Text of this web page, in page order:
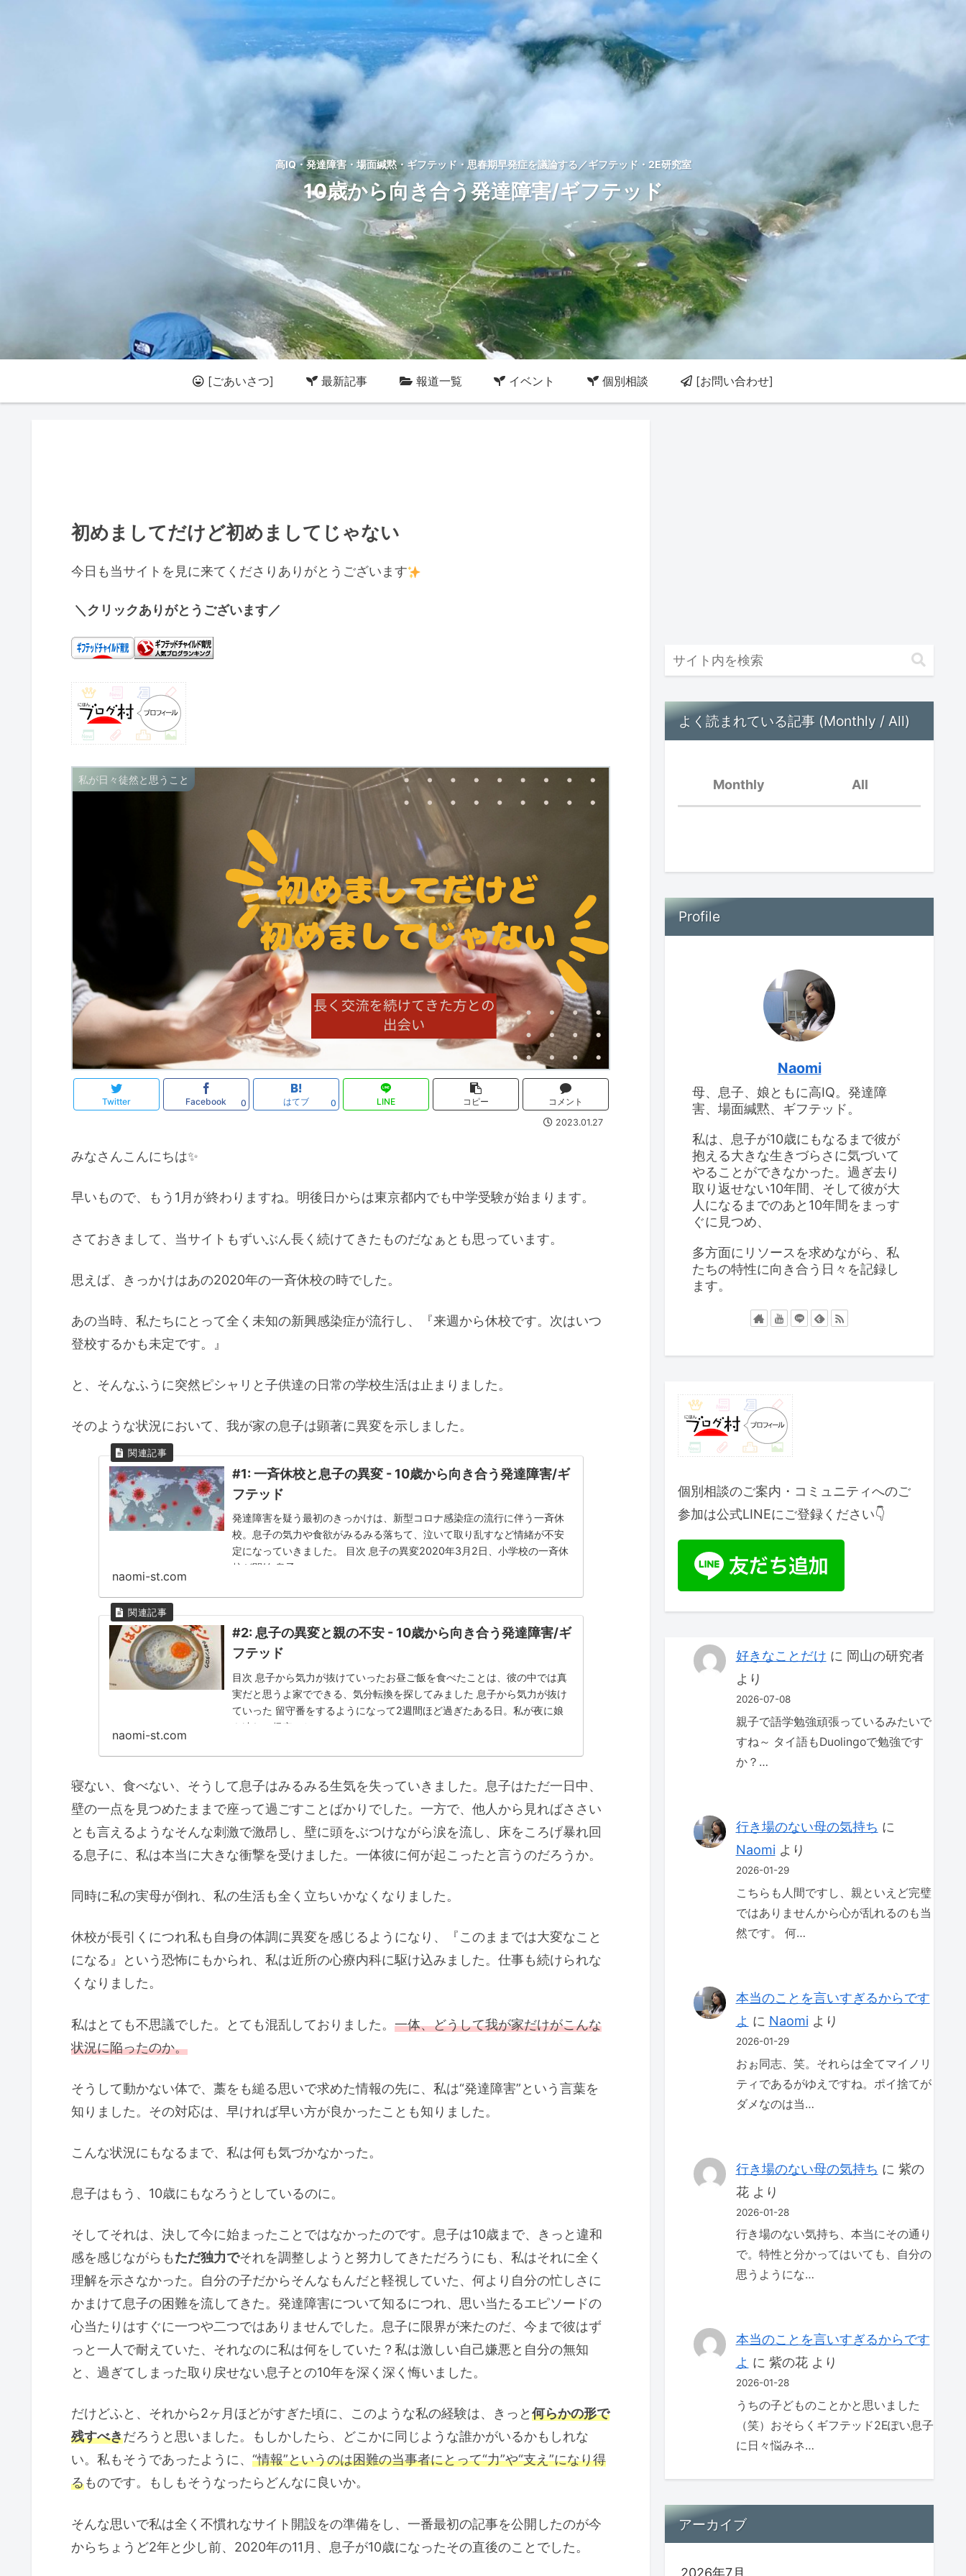
高IQ・発達障害・場面緘黙・ギフテッド・思春期早発症を議論する／ギフテッド・2E研究室
10歳から向き合う発達障害/ギフテッド
[ごあいさつ] 最新記事 報道一覧 イベント 個別相談 [お問い合わせ]
初めましてだけど初めましてじゃない
今日も当サイトを見に来てくださりありがとうございます
＼クリックありがとうございます／
私が日々徒然と思うこと
Twitter Facebook 0 はてブ 0 LINE コピー
コメント
2023.01.27
みなさんこんにちは✨
早いもので、もう1月が終わりますね。明後日からは東京都内でも中学受験が始まります。
さておきまして、当サイトもずいぶん長く続けてきたものだなぁとも思っています。
思えば、きっかけはあの2020年の一斉休校の時でした。
あの当時、私たちにとって全く未知の新興感染症が流行し、『来週から休校です。次はいつ
登校するかも未定です。』
と、そんなふうに突然ピシャリと子供達の日常の学校生活は止まりました。
そのような状況において、我が家の息子は顕著に異変を示しました。
#1: 一斉休校と息子の異変 - 10歳から向き合う発達障害/ギ
フテッド
発達障害を疑う最初のきっかけは、新型コロナ感染症の流行に伴う一斉休
校。息子の気力や食欲がみるみる落ちて、泣いて取り乱すなど情緒が不安
定になっていきました。 目次 息子の異変2020年3月2日、小学校の一斉休
校が開始 息子
naomi-st.com
#2: 息子の異変と親の不安 - 10歳から向き合う発達障害/ギ
フテッド
目次 息子から気力が抜けていったお昼ご飯を食べたことは、彼の中では真
実だと思うよ家でできる、気分転換を探してみました 息子から気力が抜け
ていった 留守番をするようになって2週間ほど過ぎたある日。私が夜に娘
を連れて帰宅した
naomi-st.com
寝ない、食べない、そうして息子はみるみる生気を失っていきました。息子はただ一日中、
壁の一点を見つめたままで座って過ごすことばかりでした。一方で、他人から見ればささい
とも言えるようなそんな刺激で激昂し、壁に頭をぶつけながら涙を流し、床をころげ暴れ回
る息子に、私は本当に大きな衝撃を受けました。一体彼に何が起こったと言うのだろうか。
同時に私の実母が倒れ、私の生活も全く立ちいかなくなりました。
休校が長引くにつれ私も自身の体調に異変を感じるようになり、『このままでは大変なこと
になる』という恐怖にもかられ、私は近所の心療内科に駆け込みました。仕事も続けられな
くなりました。
私はとても不思議でした。とても混乱しておりました。 一体、どうして我が家だけがこんな
状況に陥ったのか。
そうして動かない体で、藁をも縋る思いで求めた情報の先に、私は“発達障害”という言葉を
知りました。その対応は、早ければ早い方が良かったことも知りました。
こんな状況にもなるまで、私は何も気づかなかった。
息子はもう、10歳にもなろうとしているのに。
そしてそれは、決して今に始まったことではなかったのです。息子は10歳まで、きっと違和
感を感じながらもただ独力でそれを調整しようと努力してきただろうにも、私はそれに全く
理解を示さなかった。自分の子だからそんなもんだと軽視していた、何より自分の忙しさに
かまけて息子の困難を流してきた。発達障害について知るにつれ、思い当たるエピソードの
心当たりはすぐに一つや二つではありませんでした。息子に限界が来たのだ、今まで彼はず
っと一人で耐えていた、それなのに私は何をしていた？私は激しい自己嫌悪と自分の無知
と、過ぎてしまった取り戻せない息子との10年を深く深く悔いました。
だけどふと、それから2ヶ月ほどがすぎた頃に、このような私の経験は、きっと何らかの形で
残すべきだろうと思いました。もしかしたら、どこかに同じような誰かがいるかもしれな
い。私もそうであったように、 “情報”というのは困難の当事者にとって“力”や“支え”になり得
るものです。もしもそうなったらどんなに良いか。
そんな思いで私は全く不慣れなサイト開設をの準備をし、一番最初の記事を公開したのが今
からちょうど2年と少し前、2020年の11月、息子が10歳になったその直後のことでした。
よく読まれている記事 (Monthly / All)
Monthly
好きなことだけ
息子のIQ：2回目の
高IQの女の子、思春期が
大変
All
場面緘黙児は頭がいい？
息子のIQ：2回目の
WISC-IV検査
食べ物をよくこぼすこと
と対応策
Profile
Naomi
母、息子、娘ともに高IQ。発達障
害、場面緘黙、ギフテッド。
私は、息子が10歳にもなるまで彼が
抱える大きな生きづらさに気づいて
やることができなかった。過ぎ去り
取り返せない10年間、そして彼が大
人になるまでのあと10年間をまっす
ぐに見つめ、
多方面にリソースを求めながら、私
たちの特性に向き合う日々を記録し
ます。
個別相談のご案内・コミュニティへのご
参加は公式LINEにご登録ください👇
好きなことだけ に 岡山の研究者
より
2026-07-08
親子で語学勉強頑張っているみたいで
すね～ タイ語もDuolingoで勉強です
か？…
行き場のない母の気持ち に
Naomiより
2026-01-29
こちらも人間ですし、親といえど完璧
ではありませんから心が乱れるのも当
然です。 何…
本当のことを言いすぎるからです
よ に Naomiより
2026-01-29
おぉ同志、笑。それらは全てマイノリ
ティであるがゆえですね。ポイ捨てが
ダメなのは当…
行き場のない母の気持ち に 紫の
花より
2026-01-28
行き場のない気持ち、本当にその通り
で。特性と分かってはいても、自分の
思うようにな…
本当のことを言いすぎるからです
よ に 紫の花より
2026-01-28
うちの子どものことかと思いました
（笑）おそらくギフテッド2Eぽい息子
に日々悩みネ…
アーカイブ
2026年7月